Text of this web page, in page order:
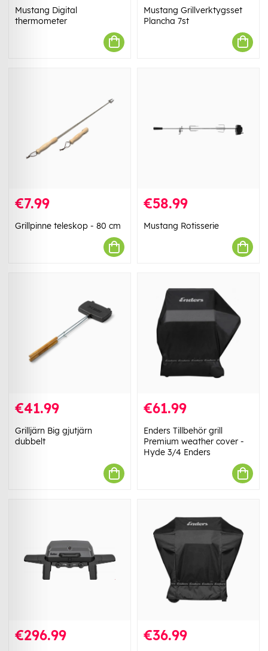
Mustang Digital
thermometer
Mustang Grillverktygsset
Plancha 7st
€7.99
Grillpinne teleskop - 80 cm
€58.99
Mustang Rotisserie
€41.99
Grilljärn Big gjutjärn
dubbelt
€61.99
Enders Tillbehör grill
Premium weather cover -
Hyde 3/4 Enders
€296.99 €36.99